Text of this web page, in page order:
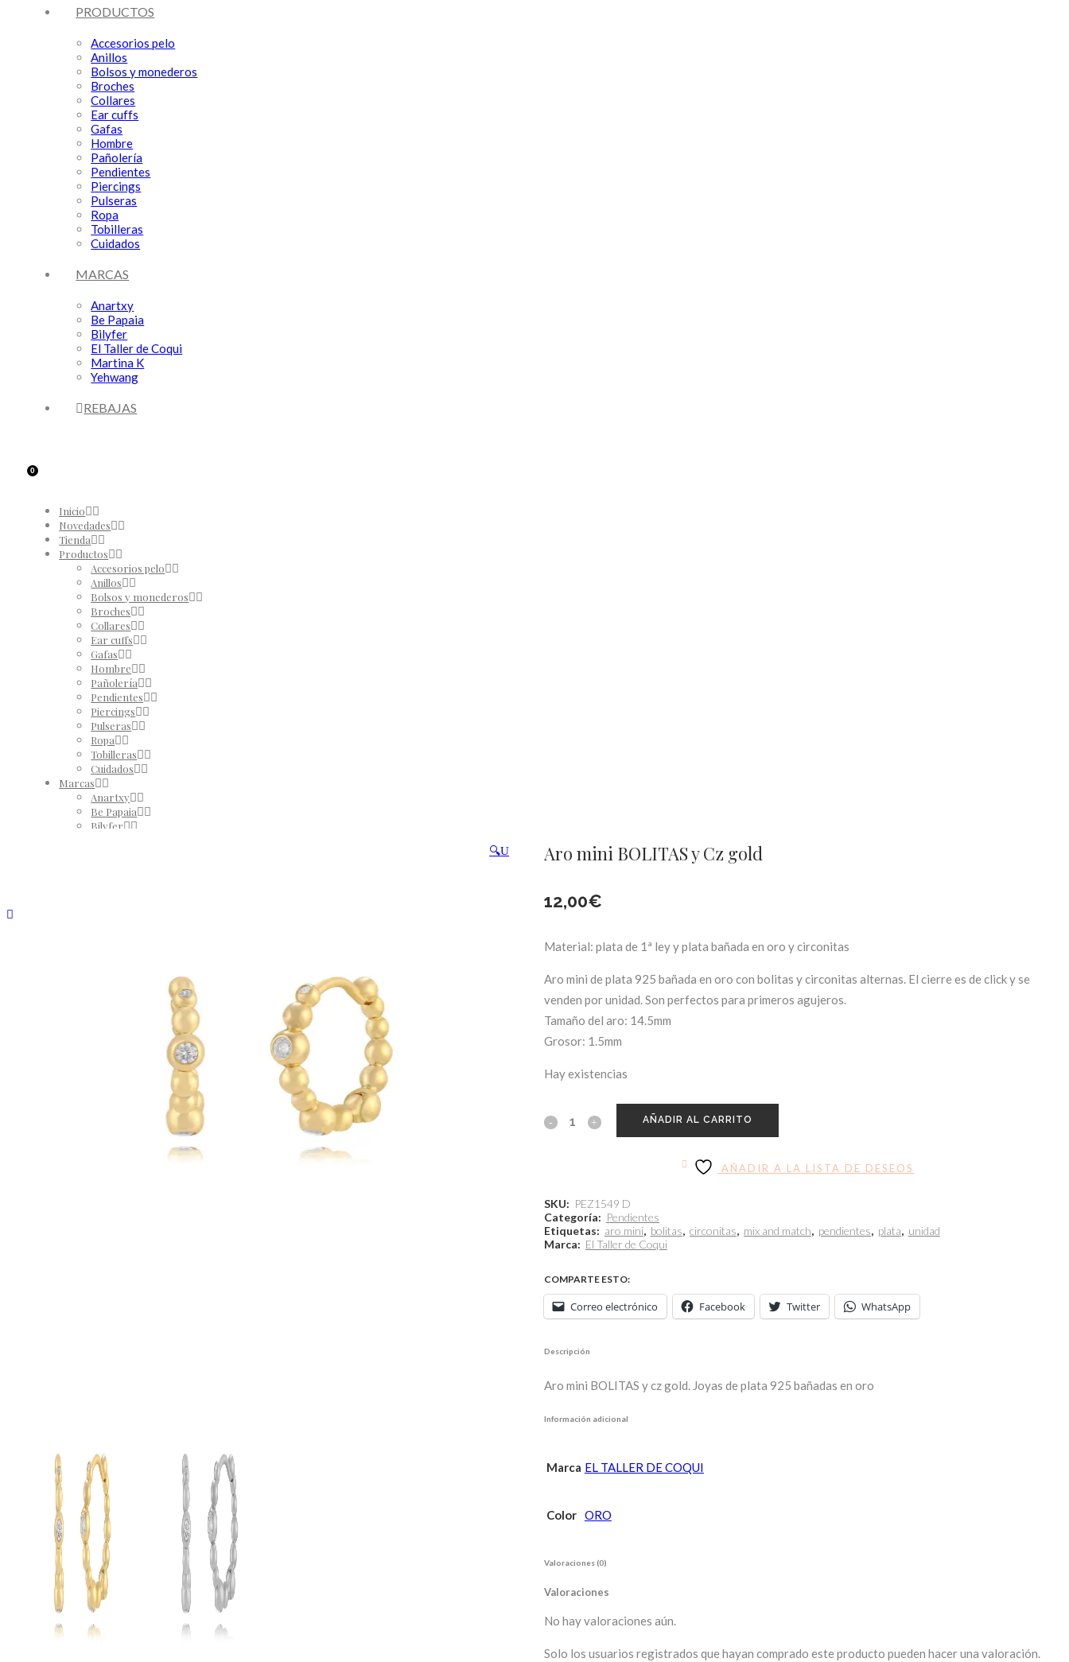
PRODUCTOS
Accesorios pelo
Anillos
Bolsos y monederos
Broches
Collares
Ear cuffs
Gafas
Hombre
Pañolería
Pendientes
Piercings
Pulseras
Ropa
Tobilleras
Cuidados
MARCAS
Anartxy
Be Papaia
Bilyfer
El Taller de Coqui
Martina K
Yehwang
REBAJAS
0
Inicio
Novedades
Tienda
Productos
Accesorios pelo
Anillos
Bolsos y monederos
Broches
Collares
Ear cuffs
Gafas
Hombre
Pañolería
Pendientes
Piercings
Pulseras
Ropa
Tobilleras
Cuidados
Marcas
Anartxy
Be Papaia
Bilyfer
🔍 Aro mini BOLITAS y Cz gold
12,00€
Material: plata de 1ª ley y plata bañada en oro y circonitas
Aro mini de plata 925 bañada en oro con bolitas y circonitas alternas. El cierre es de click y se
venden por unidad. Son perfectos para primeros agujeros.
Tamaño del aro: 14.5mm
Grosor: 1.5mm
Hay existencias
AÑADIR AL CARRITO
AÑADIR A LA LISTA DE DESEOS
SKU: PEZ1549 D
Categoría: Pendientes
Etiquetas: aro mini, bolitas, circonitas, mix and match, pendientes, plata, unidad
Marca: El Taller de Coqui
COMPARTE ESTO:
Correo electrónico Facebook Twitter WhatsApp
Descripción
Aro mini BOLITAS y cz gold. Joyas de plata 925 bañadas en oro
Información adicional
Marca EL TALLER DE COQUI
Color ORO
Valoraciones (0)
Valoraciones
No hay valoraciones aún.
Solo los usuarios registrados que hayan comprado este producto pueden hacer una valoración.